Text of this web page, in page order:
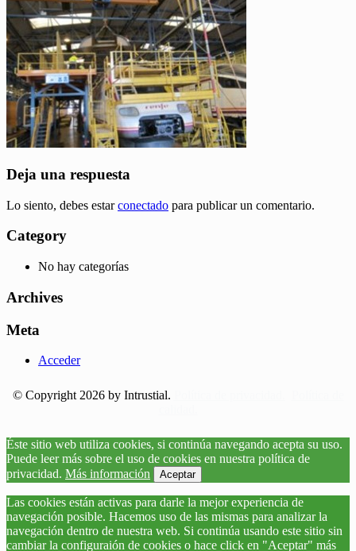
Deja una respuesta
Lo siento, debes estarconectado para publicar un comentario.
Category
No hay categorías
Archives
Meta
Acceder
© Copyright 2026 by Intrustial.
Éste sitio web utiliza cookies, si continúa navegando acepta su uso.
Puede leer más sobre el uso de cookies en nuestra política de
privacidad. Más información Aceptar
Las cookies están activas para darle la mejor experiencia de
navegación posible. Hacemos uso de las mismas para analizar la
navegación dentro de nuestra web. Si continúa usando este sitio sin
cambiar la configuraión de cookies o hace click en "Aceptar" más